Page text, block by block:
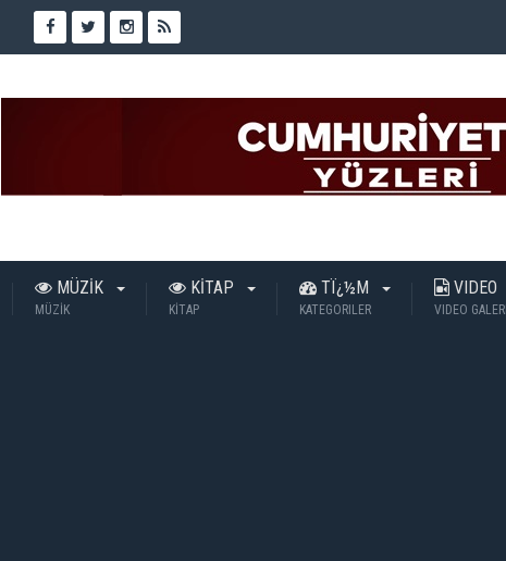
MÜZİK
MÜZİK
KİTAP
KİTAP
TÏ¿½M
KATEGORILER
VIDEO
VIDEO GALERI